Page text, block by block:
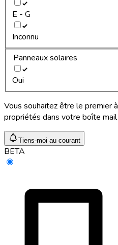
E - G
Inconnu
Panneaux solaires
Oui
Vous souhaitez être le premier
propriétés dans votre boîte mail
Tiens-moi au courant
BETA